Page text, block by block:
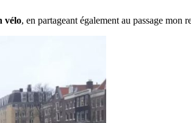
vélo, en partageant également au passage mon